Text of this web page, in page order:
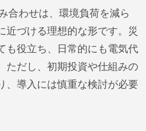
合わせは、環境負荷を減ら
近づける理想的な形です。災
も役立ち、日常的にも電気代
ただし、初期投資や仕組みの
、導入には慎重な検討が必要